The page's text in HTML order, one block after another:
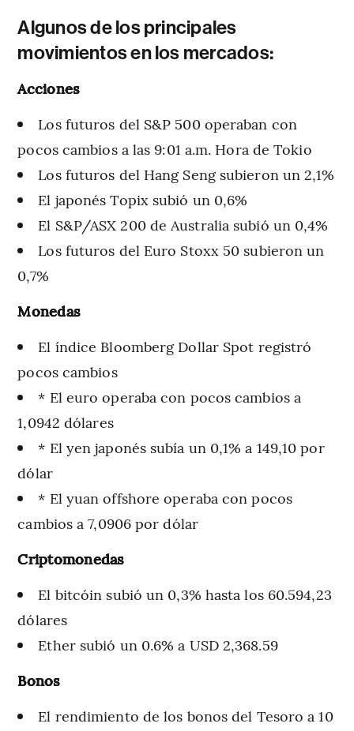
Algunos de los principales
movimientos en los mercados:
Acciones
Los futuros del S&P 500 operaban con
pocos cambios a las 9:01 a.m. Hora de Tokio
Los futuros del Hang Seng subieron un 2,1%
El japonés Topix subió un 0,6%
El S&P/ASX 200 de Australia subió un 0,4%
Los futuros del Euro Stoxx 50 subieron un
0,7%
Monedas
El índice Bloomberg Dollar Spot registró
pocos cambios
* El euro operaba con pocos cambios a
1,0942 dólares
* El yen japonés subía un 0,1% a 149,10 por
dólar
* El yuan offshore operaba con pocos
cambios a 7,0906 por dólar
Criptomonedas
El bitcóin subió un 0,3% hasta los 60.594,23
dólares
Ether subió un 0.6% a USD 2,368.59
Bonos
El rendimiento de los bonos del Tesoro a 10